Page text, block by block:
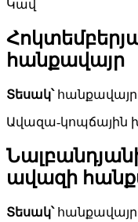
Կավ
հանքավայր
Տեսակ՝հանքավայր
Ավազա-կոպճային
ավազի
Տեսակ՝հանքավայր